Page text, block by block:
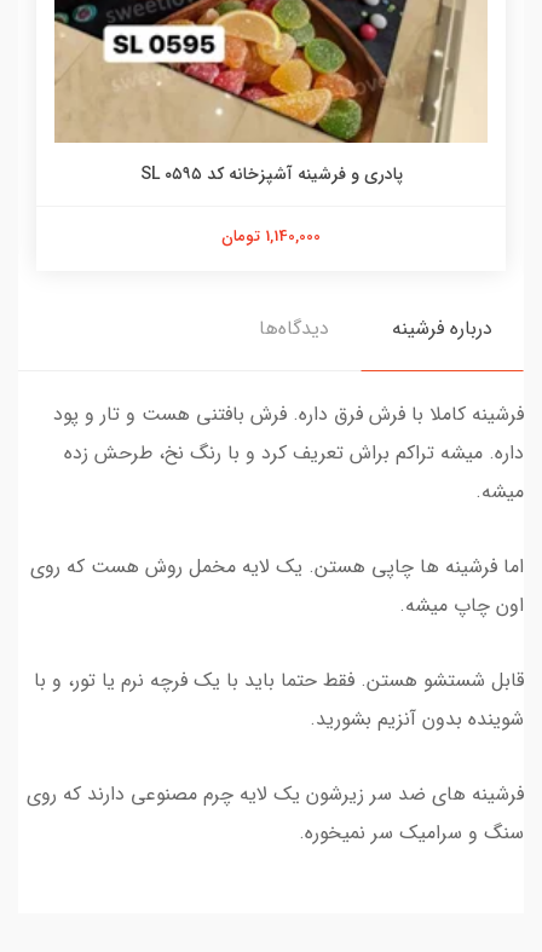
پادری و فرشینه آشپزخانه کد SL ۰۵۹۵
1,140,000 تومان
درباره فرشینه دیدگاه‌ها
فرشینه کاملا با فرش فرق داره. فرش بافتنی هست و تار و پود
داره. میشه تراکم براش تعریف کرد و با رنگ نخ، طرحش زده
میشه.
اما فرشینه ها چاپی هستن. یک لایه مخمل روش هست که روی
اون چاپ میشه.
قابل شستشو هستن. فقط حتما باید با یک فرچه نرم یا تور، و با
شوینده بدون آنزیم بشورید.
فرشینه های ضد سر زیرشون یک لایه چرم مصنوعی دارند که روی
سنگ و سرامیک سر نمیخوره.